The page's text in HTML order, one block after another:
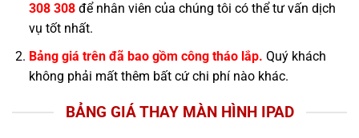
308 308để nhân viên của chúng tôi có thể tư vấn dịch
vụ tốt nhất.
Bảng giá trên đã bao gồm công tháo lắp. Quý khách
không phải mất thêm bất cứ chi phí nào khác.
BẢNG GIÁ THAY MÀN HÌNH IPAD